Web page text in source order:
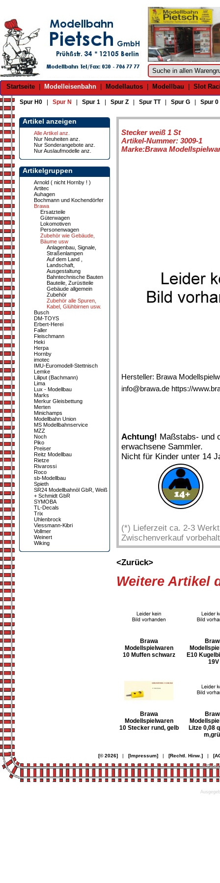
Startseite Modelleisenbahn Modellautos Modellbau Slot
Spur H0 Spur N Spur 1 Spur Z Spur TT| Spur G Spur 0
Artikel anzeigen
Alle Artikel anz.
Nur Neuheiten anz.
Nur Sonderangebote anz.
Nur Auslaufmodelle anz.
Artikelgruppen
Arnold ( nicht Hornby ! )
Artitec
Auhagen
Bochmann und Kochendörfer
Brawa
Ersatzteile
Güterwagen
Lokomotiven
Personenwagen
Zubehör wie Gebäude,
Bäume usw
Anlagenbau, Signale,
Straßenlampen
Auf dem Land ,
Landschaft,
Ausgestaltung
Bahntechnische Bauten
Bauteile, Zurüstteile
Gebäude allgemein
Zubehör
Zubehör alle Spuren,
Kabel, Glühbirnen usw.
Busch
DM-TOYS
Erbert-Herei
Faller
Fleischmann
Heki
Herpa
Hornby
imotec
IMU-Euromodell-Stettnisch
Lemke
Liliput (Bachmann)
Lima
Lux - Modellbau
Marks
Merkur Gleisbettung
Merten
Minichamps
Modellbahn Union
MS Modellbahnservice
MZZ
Noch
Piko
Preiser
Reitz Modellbau
Rietze
Rivarossi
Roco
sb-Modellbau
Spieth
SR24 Modellbahnöl GbR, Weiß
+ Schmidt GbR
SYMOBA
TL-Decals
Trix
Uhlenbrock
Viessmann-Kibri
Vollmer
Weinert
Wiking
Stecker weiß 1 St
Artikel-Nummer: 3009-1
Marke:Brawa
Hersteller: Brawa
info@brawa.de https://
Achtung! Maßstabs- und
erwachsene Sammler.
Nicht für Kinder unter 14
(*) Lieferzeit ca. 2-3
Zwischenverkauf
<Zurück>
Weitere Artikel
Brawa
Modellspielwaren
10 Muffen schwarz
E10
19V
Brawa
Modellspielwaren
10 Stecker rund, gelb
Litze 0,08
[© 2026]| [Impressum]| [Rechtl. Hinw.]|
©